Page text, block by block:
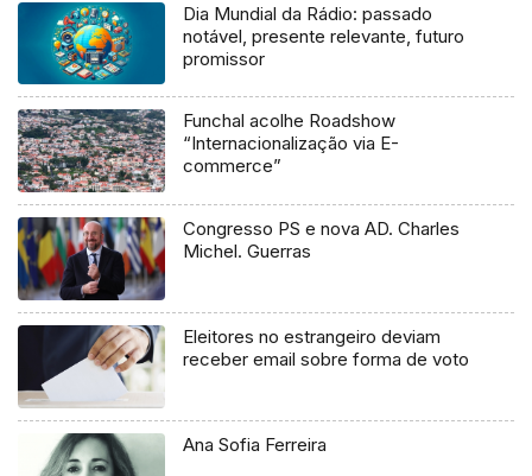
Dia Mundial da Rádio: passado
notável, presente relevante, futuro
promissor
Funchal acolhe Roadshow
“Internacionalização via E-
commerce”
Congresso PS e nova AD. Charles
Michel. Guerras
Eleitores no estrangeiro deviam
receber email sobre forma de voto
Ana Sofia Ferreira